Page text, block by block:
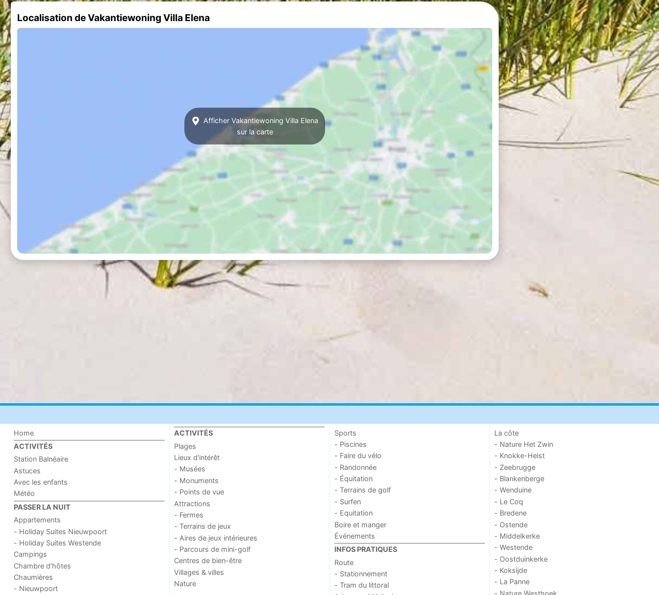
Localisation de Vakantiewoning Villa Elena
Afficher Vakantiewoning Villa Elena
sur la carte
Home
ACTIVITÉS
Station Balnéaire
Astuces
Avec les enfants
Météo
PASSER LA NUIT
Appartements
- Holiday Suites Nieuwpoort
- Holiday Suites Westende
Campings
Chambre d'hôtes
Chaumières
- Nieuwpoort
ACTIVITÉS
Plages
Lieux d'intérêt
- Musées
- Monuments
- Points de vue
Attractions
- Fermes
- Terrains de jeux
- Aires de jeux intérieures
- Parcours de mini-golf
Centres de bien-être
Villages & villes
Nature
Sports
- Piscines
- Faire du vélo
- Randonnée
- Équitation
- Terrains de golf
- Surfen
- Equitation
Boire et manger
Événements
INFOS PRATIQUES
Route
- Stationnement
- Tram du littoral
La côte
- Nature Het Zwin
- Knokke-Heist
- Zeebrugge
- Blankenberge
- Wenduine
- Le Coq
- Bredene
- Ostende
- Middelkerke
- Westende
- Oostduinkerke
- Koksijde
- La Panne
- Nature Westhoek